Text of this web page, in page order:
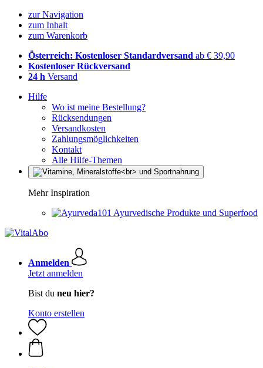
zur Navigation
zum Inhalt
zum Warenkorb
Österreich: Kostenloser Standardversand ab € 39,90
Kostenloser Rückversand
24 h Versand
Hilfe
Wo ist meine Bestellung?
Rücksendungen
Versandkosten
Zahlungsmöglichkeiten
Kontakt
Alle Hilfe-Themen
Mehr Inspiration
Ayurvedische Produkte und Superfood
Anmelden
Jetzt anmelden
Bist du neu hier?
Konto erstellen